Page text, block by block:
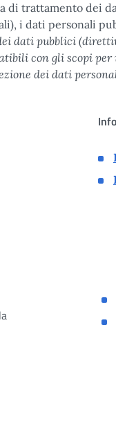
di trattamento dei
i dati personali
dati pubblici
con gli scopi
dei dati